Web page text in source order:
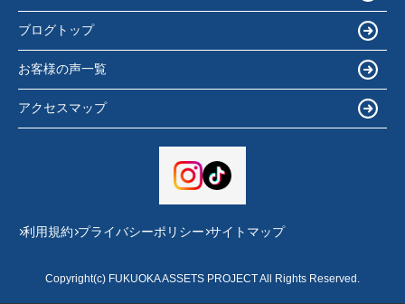
ブログトップ
お客様の声一覧
アクセスマップ
利用規約 プライバシーポリシー サイトマップ
Copyright(c) FUKUOKA ASSETS PROJECT All Rights Reserved.